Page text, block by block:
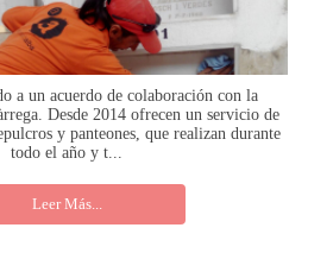
a un acuerdo de colaboración con la
Desde 2014 ofrecen un servicio de
y panteones, que realizan durante
todo el año y t...
Leer Más...